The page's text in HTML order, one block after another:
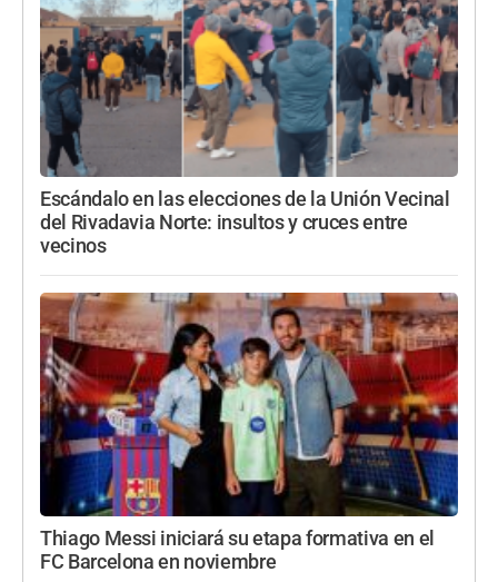
Escándalo en las elecciones de la Unión Vecinal
del Rivadavia Norte: insultos y cruces entre
vecinos
Thiago Messi iniciará su etapa formativa en el
FC Barcelona en noviembre